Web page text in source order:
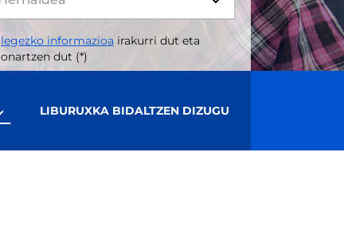
legezko informazioa irakurri dut eta
onartzen dut (*)
LIBURUXKA BIDALTZEN DIZUGU